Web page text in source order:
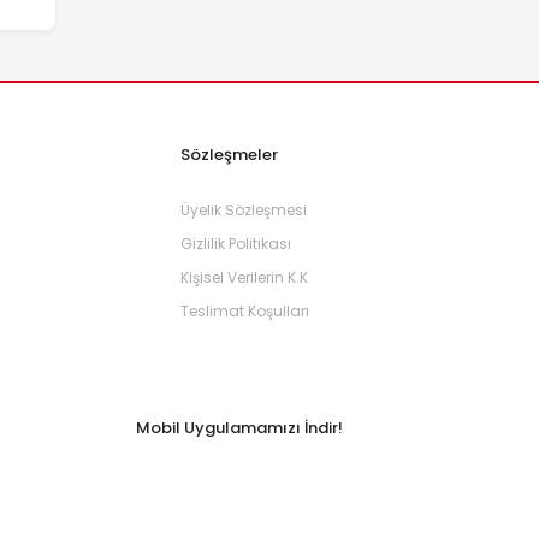
Sözleşmeler
Üyelik Sözleşmesi
Gizlilik Politikası
Kişisel Verilerin K.K
Teslimat Koşulları
Mobil Uygulamamızı İndir!